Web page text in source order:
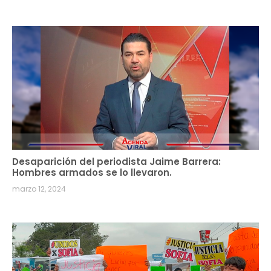
Desaparición del periodista Jaime Barrera:
Hombres armados se lo llevaron.
marzo 12, 2024